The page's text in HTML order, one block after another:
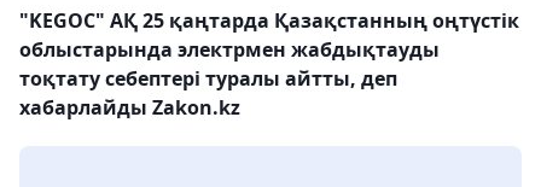
"KEGOC" АҚ 25 қаңтарда Қазақстанның оңтүстік
облыстарында электрмен жабдықтауды
тоқтату себептері туралы айтты, деп
хабарлайды Zakon.kz